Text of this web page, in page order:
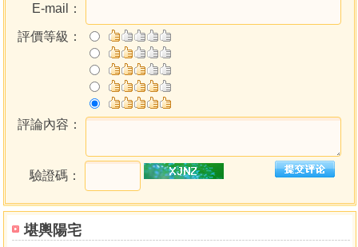
堪輿陽宅
E-mail：
評價等級：
評論內容：
驗證碼：